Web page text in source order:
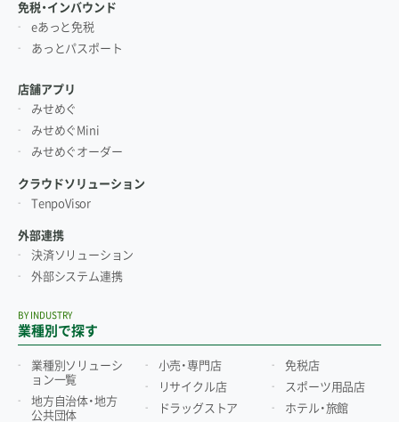
免税・インバウンド
eあっと免税
あっとパスポート
店舗アプリ
みせめぐ
みせめぐMini
みせめぐオーダー
クラウドソリューション
TenpoVisor
外部連携
決済ソリューション
外部システム連携
業種別で探す
BY INDUSTRY
業種別ソリューシ
ョン一覧
地方自治体・地方
公共団体
小売・専門店
リサイクル店
ドラッグストア
免税店
スポーツ用品店
ホテル・旅館